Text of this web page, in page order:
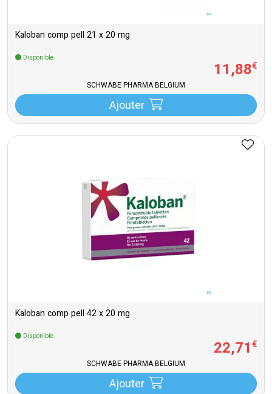
Kaloban comp pell 21 x 20 mg
Disponible
11,88€
SCHWABE PHARMA BELGIUM
Ajouter
Kaloban comp pell 42 x 20 mg
Disponible
22,71€
SCHWABE PHARMA BELGIUM
Ajouter